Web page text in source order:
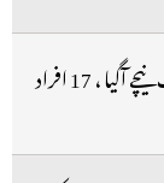
ایئر انڈیا کا طیارہ ہوا میں اچانک 300 فٹ نیچے آگیا ، 17 افراد